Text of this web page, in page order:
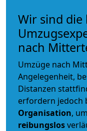
Wir sind die
nach
Umzüge nach
Angelegenheit,
Distanzen
erfordern jedoch
Organisation,
reibungslos